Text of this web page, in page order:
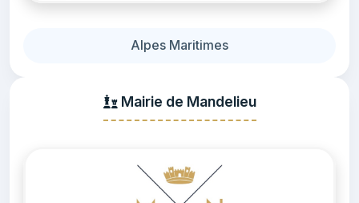
Alpes Maritimes
Mairie de Mandelieu